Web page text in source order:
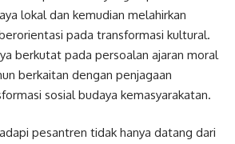
lokal dan kemudian melahirkan
pada transformasi kultural.
berkutat pada persoalan ajaran moral
berkaitan dengan penjagaan
sosial budaya kemasyarakatan.
pesantren tidak hanya datang dari